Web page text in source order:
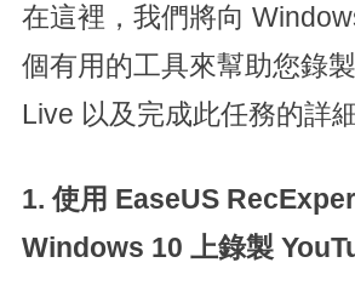
在這裡，我們將向
個有用的工具來幫助您錄
Live 以及完成此任務的詳細
1. 使用 EaseUS
Windows 10 上錄製